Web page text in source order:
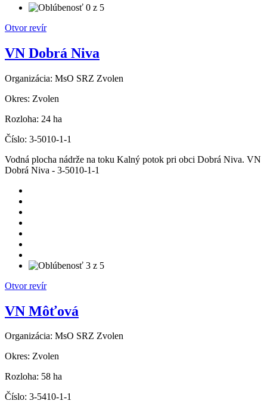
Otvor revír
VN Dobrá Niva
Organizácia: MsO SRZ Zvolen
Okres: Zvolen
Rozloha: 24 ha
Číslo: 3-5010-1-1
Vodná plocha nádrže na toku Kalný potok pri obci Dobrá Niva. VN
Dobrá Niva - 3-5010-1-1
Otvor revír
VN Môťová
Organizácia: MsO SRZ Zvolen
Okres: Zvolen
Rozloha: 58 ha
Číslo: 3-5410-1-1